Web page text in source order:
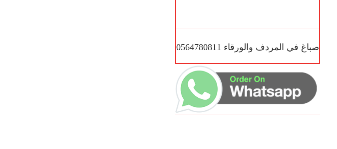
صباغ في المردف والورقاء 0564780811